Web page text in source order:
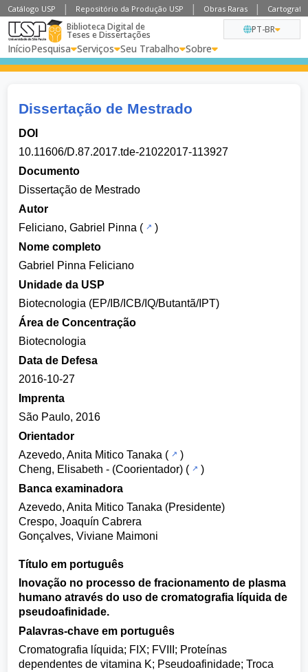
Catálogo USP Repositório da Produção USP Obras Raras
Biblioteca Digital de
Teses e Dissertações
InícioPesquisa Serviços Seu Trabalho Sobre
PT-BR
Dissertação de Mestrado
DOI
10.11606/D.87.2017.tde-21022017-113927
Documento
Dissertação de Mestrado
Autor
Feliciano, Gabriel Pinna (
)
Nome completo
Gabriel Pinna Feliciano
Unidade da USP
Biotecnologia (EP/IB/ICB/IQ/Butantã/IPT)
Área de Concentração
Biotecnologia
Data de Defesa
2016-10-27
Imprenta
São Paulo, 2016
Orientador
Azevedo, Anita Mitico Tanaka (
)
Cheng, Elisabeth - (Coorientador) (
)
Banca examinadora
Azevedo, Anita Mitico Tanaka (Presidente)
Crespo, Joaquín Cabrera
Gonçalves, Viviane Maimoni
Título em português
Inovação no processo de fracionamento de plasma
humano através do uso de cromatografia líquida de
pseudoafinidade.
Palavras-chave em português
Cromatografia líquida; FIX; FVIII; Proteínas
dependentes de vitamina K; Pseudoafinidade; Troca